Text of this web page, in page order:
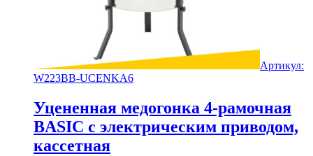
Артикул:
W223BB-UCENKA6
Уцененная медогонка 4-рамочная
BASIC с электрическим приводом,
кассетная